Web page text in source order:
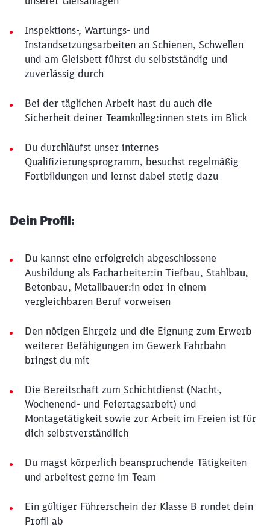
Inspektions-, Wartungs- und
Instandsetzungsarbeiten an Schienen, Schwellen
und am Gleisbett führst du selbstständig und
zuverlässig durch
Bei der täglichen Arbeit hast du auch die
Sicherheit deiner Teamkolleg:innen stets im Blick
Du durchläufst unser internes
Qualifizierungsprogramm, besuchst regelmäßig
Fortbildungen und lernst dabei stetig dazu
Dein Profil:
Du kannst eine erfolgreich abgeschlossene
Ausbildung als Facharbeiter:in Tiefbau, Stahlbau,
Betonbau, Metallbauer:in oder in einem
vergleichbaren Beruf vorweisen
Den nötigen Ehrgeiz und die Eignung zum Erwerb
weiterer Befähigungen im Gewerk Fahrbahn
bringst du mit
Die Bereitschaft zum Schichtdienst (Nacht-,
Wochenend- und Feiertagsarbeit) und
Montagetätigkeit sowie zur Arbeit im Freien ist für
dich selbstverständlich
Du magst körperlich beanspruchende Tätigkeiten
und arbeitest gerne im Team
Ein gültiger Führerschein der Klasse B rundet dein
Profil ab